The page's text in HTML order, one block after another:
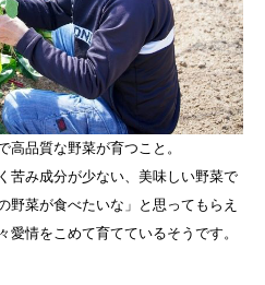
高品質な野菜が育つこと。
苦み成分が少ない、美味しい野菜で
野菜が食べたいな」と思ってもらえ
愛情をこめて育てているそうです。